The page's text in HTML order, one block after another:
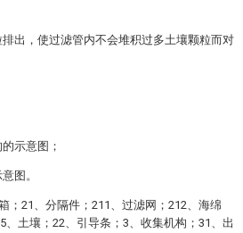
出，使过滤管内不会堆积过多土壤颗粒而对
示意图；
图。
；21、分隔件；211、过滤网；212、海绵
土壤；22、引导条；3、收集机构；31、出